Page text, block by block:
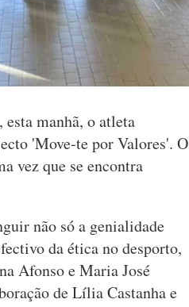
manhã, o atleta
'Move-te por Valores'. O
vez que se encontra
não só a genialidade
da ética no desporto,
Afonso e Maria José
de Lília Castanha e